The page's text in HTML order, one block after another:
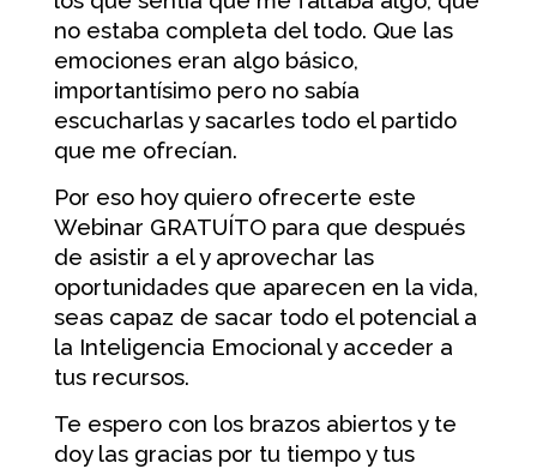
no estaba completa del todo. Que las
emociones eran algo básico,
importantísimo pero no sabía
escucharlas y sacarles todo el partido
que me ofrecían.
Por eso hoy quiero ofrecerte este
Webinar GRATUÍTO para que después
de asistir a el y aprovechar las
oportunidades que aparecen en la vida,
seas capaz de sacar todo el potencial a
la Inteligencia Emocional y acceder a
tus recursos.
Te espero con los brazos abiertos y te
doy las gracias por tu tiempo y tus